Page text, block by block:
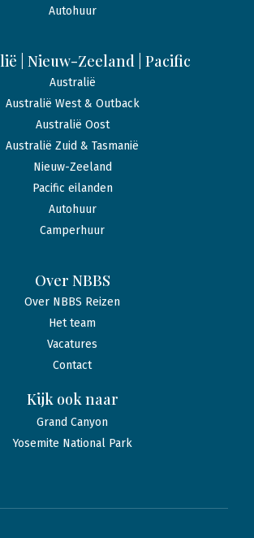
Autohuur
| Nieuw-Zeeland | Pacific
Australië
Australië West & Outback
Australië Oost
Australië Zuid & Tasmanië
Nieuw-Zeeland
Pacific eilanden
Autohuur
Camperhuur
Over NBBS
Over NBBS Reizen
Het team
Vacatures
Contact
Kijk ook naar
Grand Canyon
Yosemite National Park